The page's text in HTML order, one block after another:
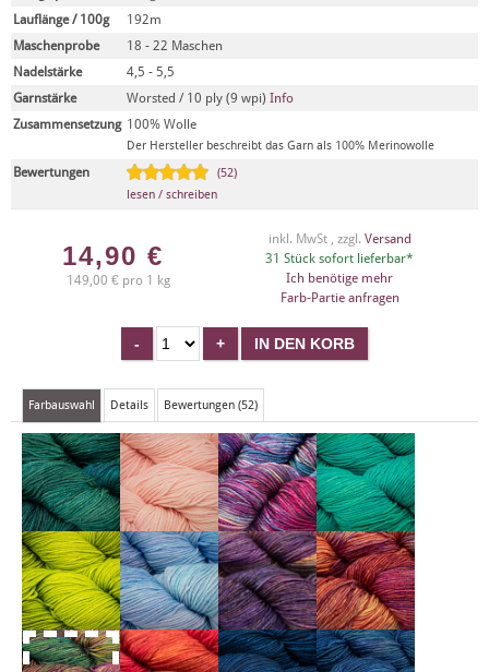
Lauflänge / 100g
192m
Maschenprobe
18 - 22 Maschen
Nadelstärke
4,5 - 5,5
Garnstärke
Worsted / 10 ply (9 wpi) Info
Zusammensetzung 100% Wolle
Der Hersteller beschreibt das Garn als 100% Merinowolle
Bewertungen
(52)
lesen / schreiben
14,90 €
149,00 € pro 1 kg
inkl. MwSt , zzgl. Versand
31 Stück sofort lieferbar*
Ich benötige mehr
Farb-Partie anfragen
Farbauswahl Details Bewertungen (52)